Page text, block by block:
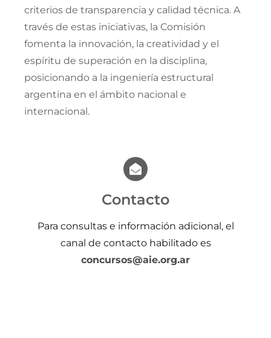
Socios
Contacto
criterios de transparencia y calidad técnica. A
través de estas iniciativas, la Comisión
fomenta la innovación, la creatividad y el
espíritu de superación en la disciplina,
posicionando a la ingeniería estructural
argentina en el ámbito nacional e
internacional.
Contacto
Para consultas e información adicional, el
canal de contacto habilitado es
concursos@aie.org.ar